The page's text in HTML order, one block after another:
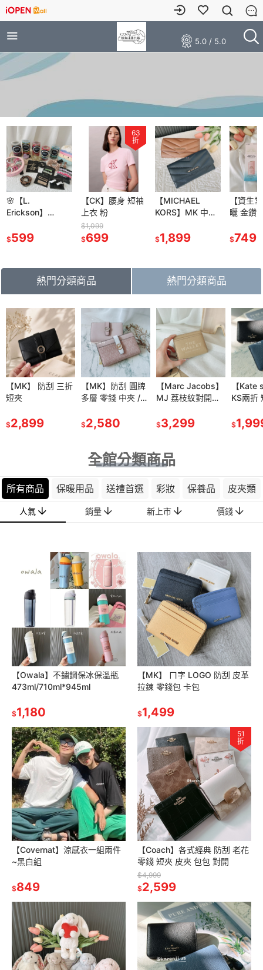
5.0 / 5.0
63
【CK】腰身 短袖
上衣 粉
$699
【MICHAEL
KORS】MK 中長
夾 手掛式 手腕/壓
紋 信封 / 山形紋
$1,899
【資生堂】安耐
曬 金鑽 高效 防曬
5X版 60ml / 粉色
敏感肌60ml
$749
🌸【L.
PONY
$599
熱門分類商品 熱門分類商品
【MK】 防刮 三折
短夾
$2,899
【MK】防刮 圓牌
多層 零錢 中夾 /薄
$2,580
【Marc Jacobs】
MJ 荔枝紋對開拉
$3,299
【Kate
KS兩折
$
【資生
膠原保
【資生堂】安耐曬
金鑽 高效 防曬噴
SPF50+/PA++++
$
【雅詩蘭黛】粉持
久完美持妝粉底
$
81
折
【肌膚之鑰】光采
妝前 凝霜 SPF25P
2028/04
$
全館分類商品
所有商品 保暖用品 送禮首選 彩妝 保養品 皮夾類
人氣 銷量 新上市 價錢
【Owala】不鏽鋼保冰保溫瓶
473ml/710ml*945ml
$1,180
【MK】 ㄇ字 LOGO 防刮 皮革
拉鍊 零錢包 卡包
$1,499
【Covernat】涼感衣一組兩件
~黑白組
$849
51
折
【Coach】各式經典 防刮 老花
零錢 短夾 皮夾 包包 對開
$4,999
$2,599